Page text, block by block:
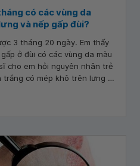
có các vùng da
và nếp gấp đùi?
3 tháng 20 ngày. Em thấy
ở đùi có các vùng da màu
cho em hỏi nguyên nhân trẻ
có mép khô trên lưng và